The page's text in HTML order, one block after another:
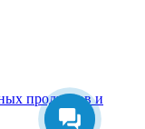
продуктов и